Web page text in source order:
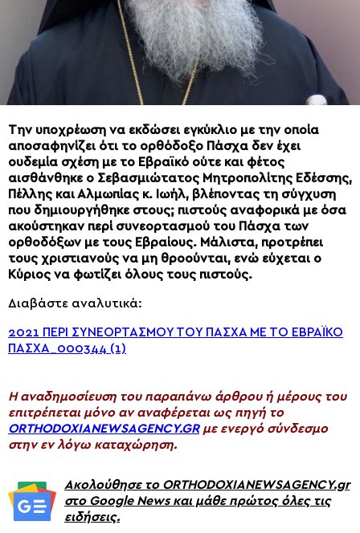
Την υποχρέωση να εκδώσει εγκύκλιο με την οποία
αποσαφηνίζει ότι το ορθόδοξο Πάσχα δεν έχει
ουδεμία σχέση με το Εβραϊκό ούτε και φέτος
αισθάνθηκε ο Σεβασμιώτατος Μητροπολίτης Εδέσσης,
Πέλλης και Αλμωπίας κ. Ιωήλ, βλέποντας τη σύγχυση
που δημιουργήθηκε στους; πιστούς αναφορικά με όσα
ακούστηκαν περί συνεορτασμού του Πάσχα των
ορθοδόξων με τους Εβραίους. Μάλιστα, προτρέπει
τους χριστιανούς να μη θροούνται, ενώ εύχεται ο
Κύριος να φωτίζει όλους τους πιστούς.
Διαβάστε αναλυτικά:
2021 ΠΕΡΙ ΣΥΝΕΟΡΤΑΣΜΟΥ ΤΟΥ ΠΑΣΧΑ ΜΕ ΤΟ ΕΒΡΑΪΚΟ
ΠΑΣΧΑ_000344 (1)
H αναδημοσίευση του παραπάνω άρθρου ή μέρους του
επιτρέπεται μόνο αν αναφέρεται ως πηγή το
ORTHODOXIANEWSAGENCY.GRμε ενεργό σύνδεσμο
στην εν λόγω καταχώρηση.
Ακολούθησε το ORTHODOXIANEWSAGENCY.gr
στο Google News και μάθε πρώτος όλες τις
ειδήσεις.